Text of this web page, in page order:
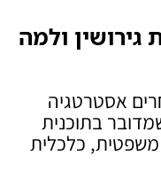
ולמה
אסטרטגיה
בתוכנית
משפטית, כלכלית